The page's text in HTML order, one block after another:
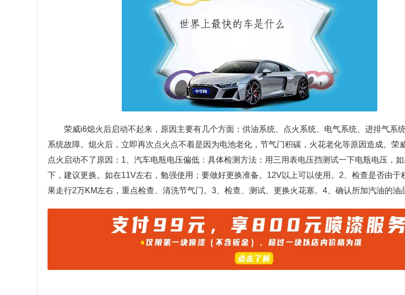
荣威i6熄火后启动不起来，原因主要有几个方面：供油系统、点火系统、电气系统、进排气系
系统故障。熄火后，立即再次点火点不着是因为电池老化，节气门积碳，火花老化等原因造成。荣
点火启动不了原因：1、汽车电瓶电压偏低：具体检测方法：用三用表电压挡测试一下电瓶电压，
下，建议更换。如在11V左右，勉强使用；要做好更换准备。12V以上可以使用。2、检查是否由于
果走行2万KM左右，重点检查、清洗节气门。3、检查、测试、更换火花塞。4、确认所加汽油的油